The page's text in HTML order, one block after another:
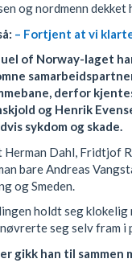
og nordmenn dekket
– Fortjent at vi
of Norway-laget
derfor
og Henrik
sykdom og skade.
Herman Dahl, Fridtjof
bare Andreas
og Smeden.
holdt seg
seg selv fram
gikk han til sammen